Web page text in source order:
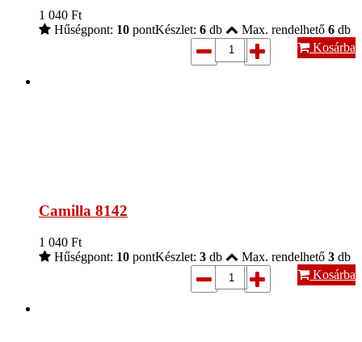
1 040 Ft
Hűségpont: 10 pontKészlet: 6 db Max. rendelhető 6 db
Kosárba
Camilla 8142
1 040 Ft
Hűségpont: 10 pontKészlet: 3 db Max. rendelhető 3 db
Kosárba